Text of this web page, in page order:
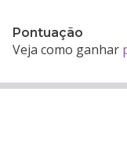
Pontuação
Veja como ganhar